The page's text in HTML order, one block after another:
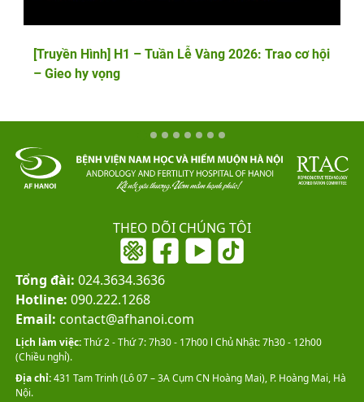
[Truyền Hình] H1 – Tuần Lễ Vàng 2026: Trao cơ hội
– Gieo hy vọng
THEO DÕI CHÚNG TÔI
Tổng đài: 024.3634.3636
Hotline: 090.222.1268
Email: contact@afhanoi.com
Lịch làm việc:Thứ 2 - Thứ 7: 7h30 - 17h00 l Chủ Nhật: 7h30 - 12h00
(Chiều nghỉ).
Địa chỉ:431 Tam Trinh (Lô 07 – 3A Cụm CN Hoàng Mai), P. Hoàng Mai, Hà
Nội.